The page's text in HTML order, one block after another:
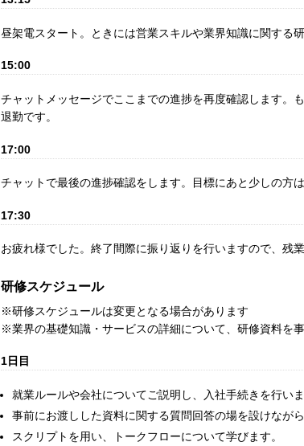
昼架電スタート。ときには営業スキルや業界知識に関する
15:00
チャットメッセージでここまでの進捗を再度確認します。
退勤です。
17:00
チャットで最後の進捗確認をします。目標にあと少しの方
17:30
お疲れ様でした。終了間際に振り返りを行いますので、残
研修スケジュール
※研修スケジュールは変更となる場合があります
※業界の基礎知識・サービスの詳細について、研修資料を事
1日目
就業ルールや会社についてご説明し、入社手続きを行いま
事前にお渡しした資料に関する質問回答の場を設けなが
スクリプトを用い、トークフローについて学びます。